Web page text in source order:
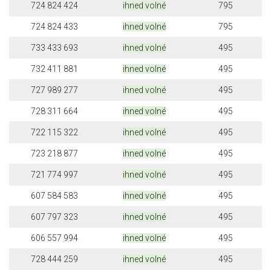
724 824 424 ihned volné 795
724 824 433 ihned volné 795
733 433 693 ihned volné 495
732 411 881 ihned volné 495
727 989 277 ihned volné 495
728 311 664 ihned volné 495
722 115 322 ihned volné 495
723 218 877 ihned volné 495
721 774 997 ihned volné 495
607 584 583 ihned volné 495
607 797 323 ihned volné 495
606 557 994 ihned volné 495
728 444 259 ihned volné 495